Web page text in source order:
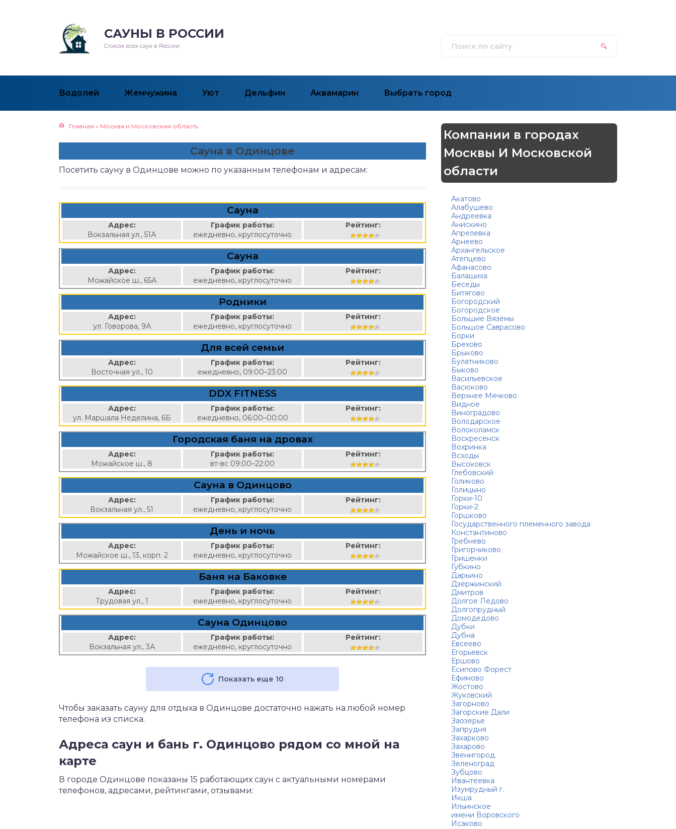
САУНЫ В РОССИИ
Список всех саун в России
Водолей Жемчужина Уют Дельфин Аквамарин Выбрать город
Главная » Москва и Московская область
Сауна в Одинцове
Посетить сауну в Одинцове можно по указанным телефонам и адресам:
Сауна
Адрес:
Вокзальная ул., 51А
График работы:
ежедневно, круглосуточно
Рейтинг:
Сауна
Адрес:
Можайское ш., 65А
График работы:
ежедневно, круглосуточно
Рейтинг:
Родники
Адрес:
ул. Говорова, 9А
График работы:
ежедневно, круглосуточно
Рейтинг:
Для всей семьи
Адрес:
Восточная ул., 10
График работы:
ежедневно, 09:00–23:00
Рейтинг:
DDX FITNESS
Адрес:
ул. Маршала Неделина, 6Б
График работы:
ежедневно, 06:00–00:00
Рейтинг:
Городская баня на дровах
Адрес:
Можайское ш., 8
График работы:
вт-вс 09:00–22:00
Рейтинг:
Сауна в Одинцово
Адрес:
Вокзальная ул., 51
График работы:
ежедневно, круглосуточно
Рейтинг:
День и ночь
Адрес:
Можайское ш., 13, корп. 2
График работы:
ежедневно, круглосуточно
Рейтинг:
Баня на Баковке
Адрес:
Трудовая ул., 1
График работы:
ежедневно, круглосуточно
Рейтинг:
Сауна Одинцово
Адрес:
Вокзальная ул., 3А
График работы:
ежедневно, круглосуточно
Рейтинг:
Показать еще 10
Чтобы заказать сауну для отдыха в Одинцове достаточно нажать на любой номер
телефона из списка.
Адреса саун и бань г. Одинцово рядом со мной на
карте
В городе Одинцове показаны 15 работающих саун с актуальными номерами
телефонов, адресами, рейтингами, отзывами:
Компании в городах
Москвы И Московской
области
Акатово
Алабушево
Андреевка
Анискино
Апрелевка
Арнеево
Архангельское
Атепцево
Афанасово
Балашиха
Беседы
Битягово
Богородский
Богородское
Большие Вязёмы
Большое Саврасово
Борки
Брехово
Брыково
Булатниково
Быково
Васильевское
Васюково
Верхнее Мячково
Видное
Виноградово
Володарское
Волоколамск
Воскресенск
Вохринка
Всходы
Высоковск
Глебовский
Голиково
Голицыно
Горки-10
Горки-2
Горшково
Государственного племенного завода
Константиново
Гребнево
Григорчиково
Гришенки
Губкино
Дарьино
Дзержинский
Дмитров
Долгое Лёдово
Долгопрудный
Домодедово
Дубки
Дубна
Евсеево
Егорьевск
Ершово
Есипово Форест
Ефимово
Жостово
Жуковский
Загорново
Загорские Дали
Заозерье
Запрудня
Захарково
Захарово
Звенигород
Зеленоград
Зубцово
Ивантеевка
Изумрудный г.
Икша
Ильинское
имени Воровского
Исаково